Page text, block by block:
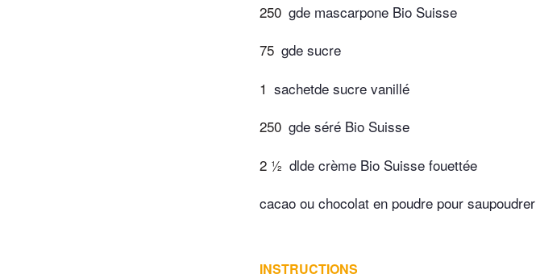
250 gde mascarpone Bio Suisse
75 gde sucre
1 sachetde sucre vanillé
250 gde séré Bio Suisse
2 ½ dlde crème Bio Suisse fouettée
cacao ou chocolat en poudre pour saupoudrer
INSTRUCTIONS